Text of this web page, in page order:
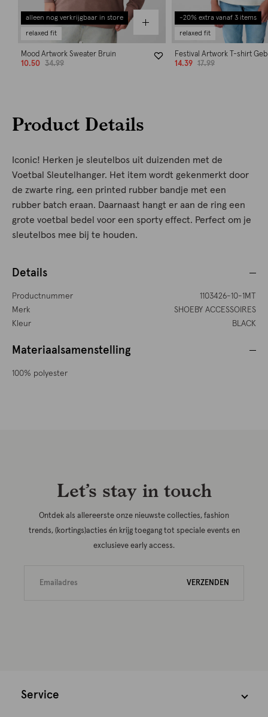
alleen nog verkrijgbaar in store
relaxed fit
Mood Artwork Sweater Bruin
10.50
34.99
-20% extra vanaf 3 items
relaxed fit
Festival Artwork T-shirt
14.39
17.99
Product Details
Iconic! Herken je sleutelbos uit duizenden met de
Voetbal Sleutelhanger. Het item wordt gekenmerkt door
de zwarte ring, een printed rubber bandje met een
rubber batch eraan. Daarnaast hangt er aan de ring een
grote voetbal bedel voor een sporty effect. Perfect om je
sleutelbos mee bij te houden.
Details
Productnummer
1103426-10-1MT
Merk
SHOEBY ACCESSOIRES
Kleur
BLACK
Materiaalsamenstelling
100% polyester
Let’s stay in touch
Ontdek als allereerste onze nieuwste collecties, fashion
trends, (kortings)acties én krijg toegang tot speciale events en
exclusieve early access.
VERZENDEN
Service